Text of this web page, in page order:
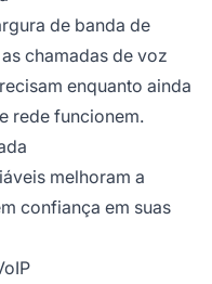
de banda de
chamadas de voz
enquanto ainda
rede funcionem.
melhoram a
confiança em suas